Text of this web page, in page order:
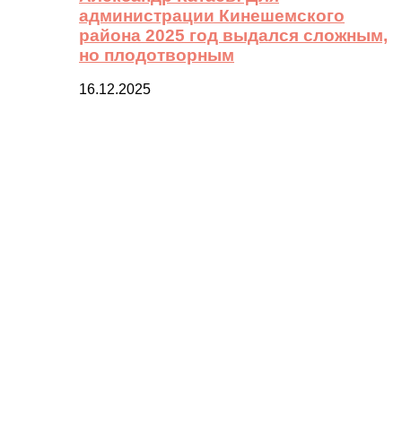
администрации Кинешемского
района 2025 год выдался сложным,
но плодотворным
16.12.2025